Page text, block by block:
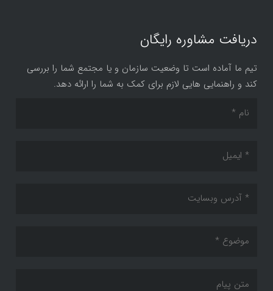
دریافت مشاوره رایگان
تیم ما آماده است تا وضعیت سازمان و یا مجتمع شما را بررسی
کند و راهنمایی هایی لازم برای کمک به شما را ارائه دهد.